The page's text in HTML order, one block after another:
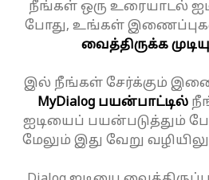
நீங்கள் ஒரு உரையாடல்
போது, உங்கள்
வைத்திருக்க
இல் நீங்கள் சேர்க்கும்
MyDialog பயன்பாட்டில்
ஐடியைப் பயன்படுத்தும்
மேலும் இது வேறு